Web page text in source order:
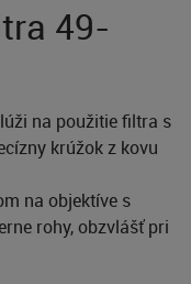
49-
na použitie filtra s
krúžok z kovu
na objektíve s
rohy, obzvlášť pri